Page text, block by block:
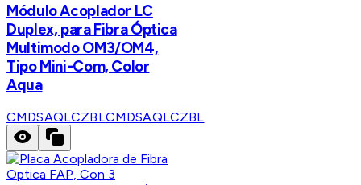
Módulo Acoplador LC
Duplex, para Fibra Óptica
Multimodo OM3/OM4,
Tipo Mini-Com, Color
Aqua
CMDSAQLCZBLCMDSAQLCZBL